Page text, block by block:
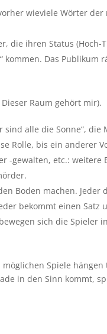
wieviele Wörter der
die ihren Status (Hoch-
Das Publikum
Raum gehört mir).
sind alle die Sonne“, die
Rolle, bis ein anderer
-gewalten, etc.: weitere
Boden machen. Jeder
bekommt einen Satz
sich die Spieler
Spiele hängen
in den Sinn kommt,